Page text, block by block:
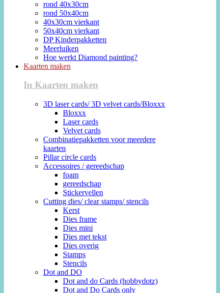
rond 40x30cm
rond 50x40cm
40x30cm vierkant
50x40cm vierkant
DP Kinderpakketten
Meerluiken
Hoe werkt Diamond painting?
Kaarten maken
In Kaarten maken
3D laser cards/ 3D velvet cards/Bloxxx
Bloxxx
Laser cards
Velvet cards
Combinatiepakketten voor meerdere
kaarten
Pillar circle cards
Accessoires / gereedschap
foam
gereedschap
Stickervellen
Cutting dies/ clear stamps/ stencils
Kerst
Dies frame
Dies mini
Dies met tekst
Dies overig
Stamps
Stencils
Dot and DO
Dot and do Cards (hobbydotz)
Dot and Do Cards only